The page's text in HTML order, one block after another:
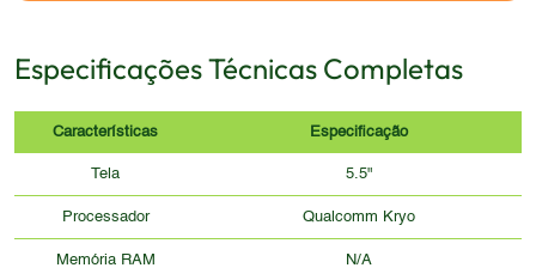
Especificações Técnicas Completas
Características Especificação
Tela 5.5"
Processador Qualcomm Kryo
Memória RAM N/A